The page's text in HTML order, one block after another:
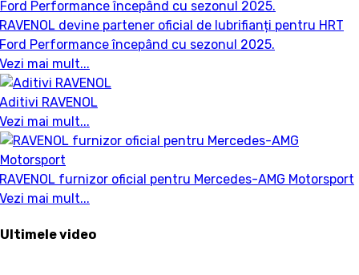
RAVENOL devine partener oficial de lubrifianți pentru HRT
Ford Performance începând cu sezonul 2025.
Vezi mai mult...
Aditivi RAVENOL
Vezi mai mult...
RAVENOL furnizor oficial pentru Mercedes-AMG Motorsport
Vezi mai mult...
Ultimele video